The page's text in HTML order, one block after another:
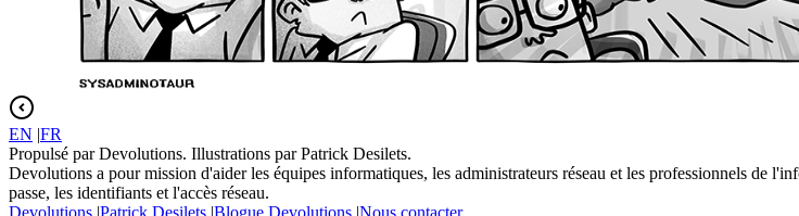
EN |FR
Propulsé par Devolutions. Illustrations par Patrick Desilets.
Devolutions a pour mission d'aider les équipes informatiques, les administrateurs réseau et les professionnels de
passe, les identifiants et l'accès réseau.
Devolutions |Patrick Desilets |Blogue Devolutions |Nous contacter